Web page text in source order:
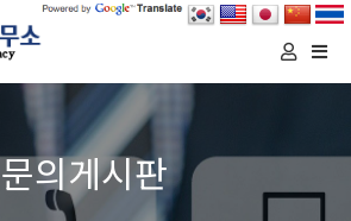
문의게시판